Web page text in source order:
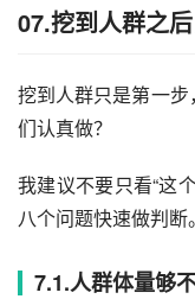
07.挖到人群之
挖到人群只是第一
们认真做？
我建议不要只看“这
八个问题快速做判断。
7.1.人群体量够